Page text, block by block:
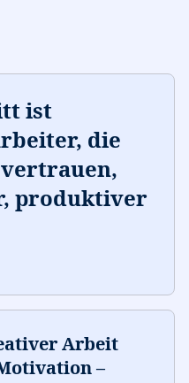
ist
die
produktiver
Arbeit
–